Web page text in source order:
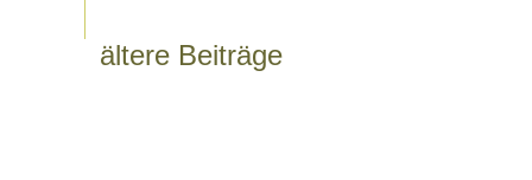
ältere Beiträge